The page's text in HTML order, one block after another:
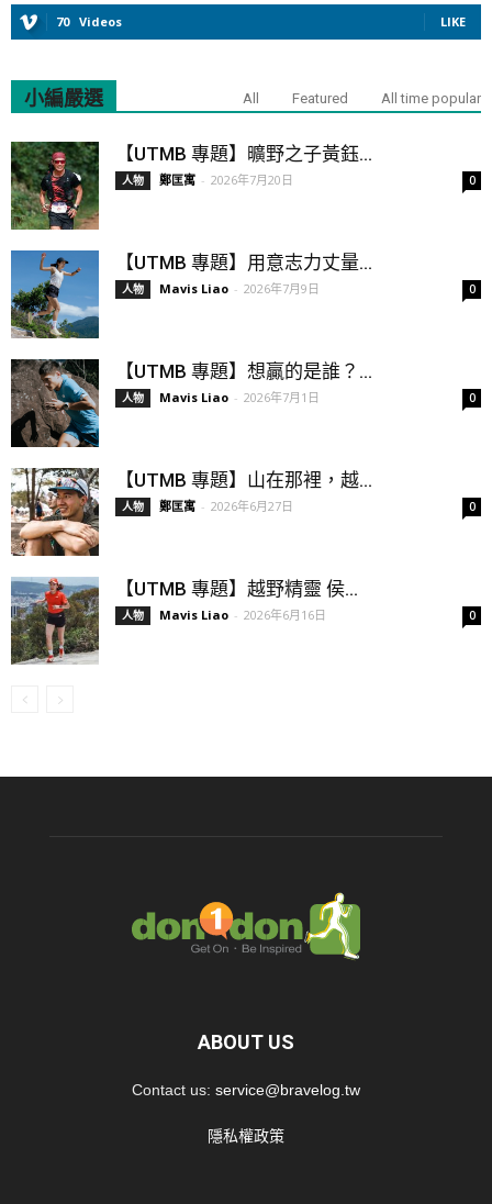
70 Videos LIKE
小編嚴選 All Featured All time popular
【UTMB 專題】曠野之子黃鈺...
人物 鄭匡寓 - 2026年7月20日 0
【UTMB 專題】用意志力丈量...
人物 Mavis Liao - 2026年7月9日 0
【UTMB 專題】想贏的是誰？...
人物 Mavis Liao - 2026年7月1日 0
【UTMB 專題】山在那裡，越...
人物 鄭匡寓 - 2026年6月27日 0
【UTMB 專題】越野精靈 侯...
人物 Mavis Liao - 2026年6月16日 0
ABOUT US
Contact us: service@bravelog.tw
隱私權政策